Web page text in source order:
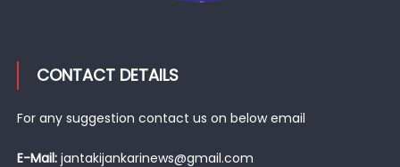
CONTACT DETAILS
For any suggestion contact us on below email
E-Mail: jantakijankarinews@gmail.com